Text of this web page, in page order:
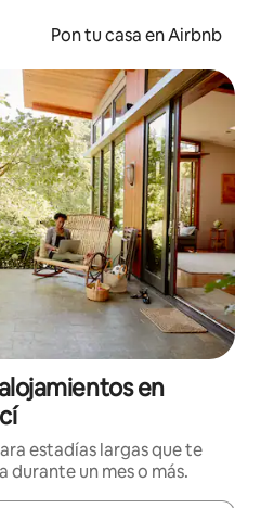
Pon tu casa en Airbnb
en
estadías largas que te
durante un mes o más.